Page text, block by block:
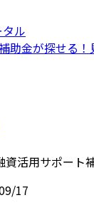
ル
助金が探せる！
資活用サポート
17